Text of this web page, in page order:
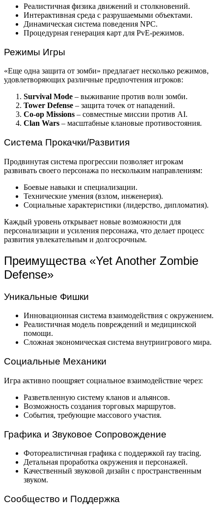
Реалистичная физика движений и столкновений.
Интерактивная среда с разрушаемыми объектами.
Динамическая система поведения NPC.
Процедурная генерация карт для PvE-режимов.
Режимы Игры
«Еще одна защита от зомби» предлагает несколько режимов,
удовлетворяющих различные предпочтения игроков:
Survival Mode – выживание против волн зомби.
Tower Defense – защита точек от нападений.
Co-op Missions – совместные миссии против AI.
Clan Wars – масштабные клановые противостояния.
Система Прокачки/Развития
Продвинутая система прогрессии позволяет игрокам
развивать своего персонажа по нескольким направлениям:
Боевые навыки и специализации.
Технические умения (взлом, инженерия).
Социальные характеристики (лидерство, дипломатия).
Каждый уровень открывает новые возможности для
персонализации и усиления персонажа, что делает процесс
развития увлекательным и долгосрочным.
Преимущества «Yet Another Zombie
Defense»
Уникальные Фишки
Инновационная система взаимодействия с окружением.
Реалистичная модель повреждений и медицинской
помощи.
Сложная экономическая система внутриигрового мира.
Социальные Механики
Игра активно поощряет социальное взаимодействие через:
Разветвленную систему кланов и альянсов.
Возможность создания торговых маршрутов.
События, требующие массового участия.
Графика и Звуковое Сопровождение
Фотореалистичная графика с поддержкой ray tracing.
Детальная проработка окружения и персонажей.
Качественный звуковой дизайн с пространственным
звуком.
Сообщество и Поддержка